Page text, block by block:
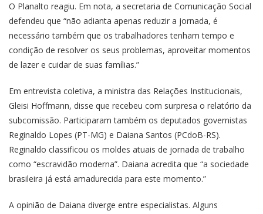
O Planalto reagiu. Em nota, a secretaria de Comunicação Social
defendeu que “não adianta apenas reduzir a jornada, é
necessário também que os trabalhadores tenham tempo e
condição de resolver os seus problemas, aproveitar momentos
de lazer e cuidar de suas famílias.”
Em entrevista coletiva, a ministra das Relações Institucionais,
Gleisi Hoffmann, disse que recebeu com surpresa o relatório da
subcomissão. Participaram também os deputados governistas
Reginaldo Lopes (PT-MG) e Daiana Santos (PCdoB-RS).
Reginaldo classificou os moldes atuais de jornada de trabalho
como “escravidão moderna”. Daiana acredita que “a sociedade
brasileira já está amadurecida para este momento.”
A opinião de Daiana diverge entre especialistas. Alguns